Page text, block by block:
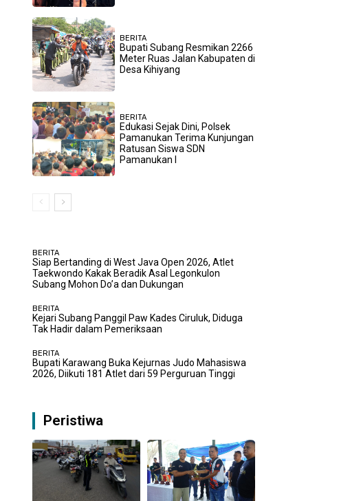
BERITA
Bupati Subang Resmikan 2266
Meter Ruas Jalan Kabupaten di
Desa Kihiyang
BERITA
Edukasi Sejak Dini, Polsek
Pamanukan Terima Kunjungan
Ratusan Siswa SDN
Pamanukan I
BERITA
Siap Bertanding di West Java Open 2026, Atlet
Taekwondo Kakak Beradik Asal Legonkulon
Subang Mohon Do’a dan Dukungan
BERITA
Kejari Subang Panggil Paw Kades Ciruluk, Diduga
Tak Hadir dalam Pemeriksaan
BERITA
Bupati Karawang Buka Kejurnas Judo Mahasiswa
2026, Diikuti 181 Atlet dari 59 Perguruan Tinggi
Peristiwa